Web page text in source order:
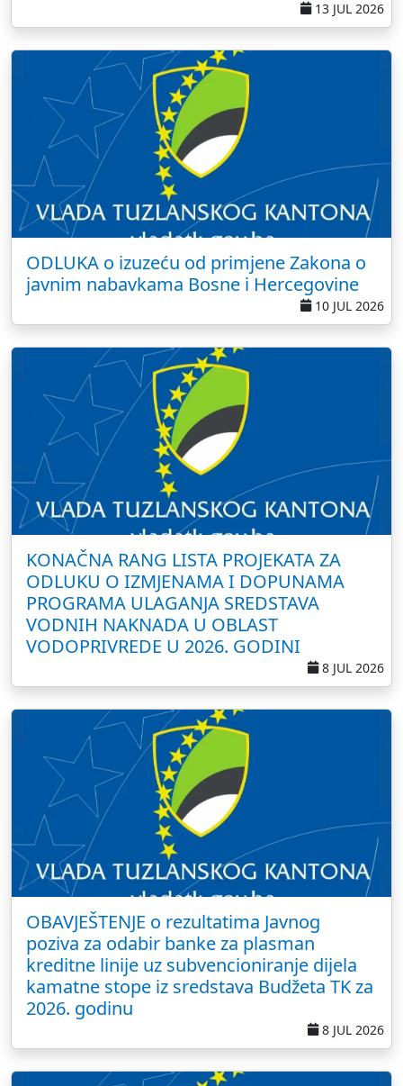
13 JUL 2026
ODLUKA o izuzeću od primjene Zakona o
javnim nabavkama Bosne i Hercegovine
10 JUL 2026
KONAČNA RANG LISTA PROJEKATA ZA
ODLUKU O IZMJENAMA I DOPUNAMA
PROGRAMA ULAGANJA SREDSTAVA
VODNIH NAKNADA U OBLAST
VODOPRIVREDE U 2026. GODINI
8 JUL 2026
OBAVJEŠTENJE o rezultatima Javnog
poziva za odabir banke za plasman
kreditne linije uz subvencioniranje dijela
kamatne stope iz sredstava Budžeta TK za
2026. godinu
8 JUL 2026